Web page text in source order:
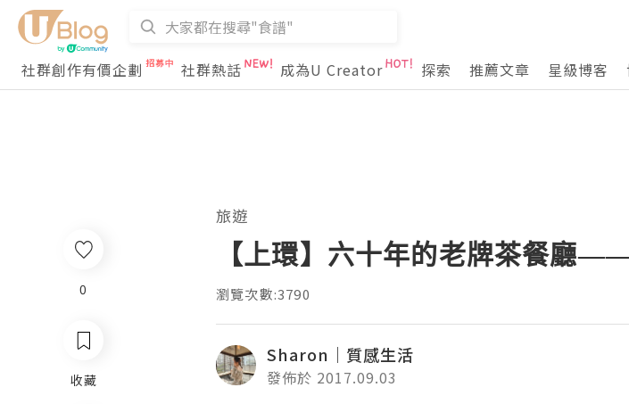
社群創作有價企劃
社群熱話 成為U Creator 探索 推薦文章 星級博客
0
收藏
旅遊
【上環】六十年的老牌茶餐廳
瀏覽次數:3790
Sharon｜質感生活
發佈於 2017.09.03